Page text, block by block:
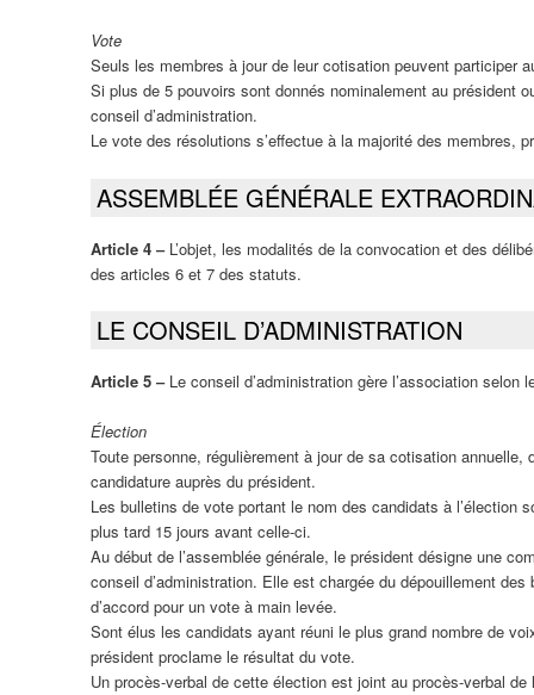
Vote
Seuls les membres à jour de leur cotisation peuvent participer
Si plus de 5 pouvoirs sont donnés nominalement au président
conseil d’administration.
Le vote des résolutions s’effectue à la majorité des
ASSEMBLÉE GÉNÉRALE
Article 4 ‒L’objet, les modalités de la convocation et des
des articles 6 et 7 des statuts.
LE CONSEIL D’ADMINISTRATION
Article 5 ‒Le conseil d’administration gère l’association selon
Élection
Toute personne, régulièrement à jour de sa cotisation
candidature auprès du président.
Les bulletins de vote portant le nom des candidats à l’élection
plus tard 15 jours avant celle-ci.
Au début de l’assemblée générale, le président désigne une
conseil d’administration. Elle est chargée du dépouillement
d’accord pour un vote à main levée.
Sont élus les candidats ayant réuni le plus grand nombre de
président proclame le résultat du vote.
Un procès-verbal de cette élection est joint au procès-verbal de